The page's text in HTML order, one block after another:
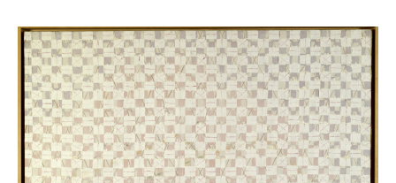
François
Rouan,
Peinture,
1969
1971